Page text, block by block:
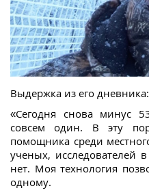
Выдержка из его дневника:
«Сегодня снова минус
совсем один. В эту
помощника среди
ученых, исследователей
нет. Моя технология
одному.